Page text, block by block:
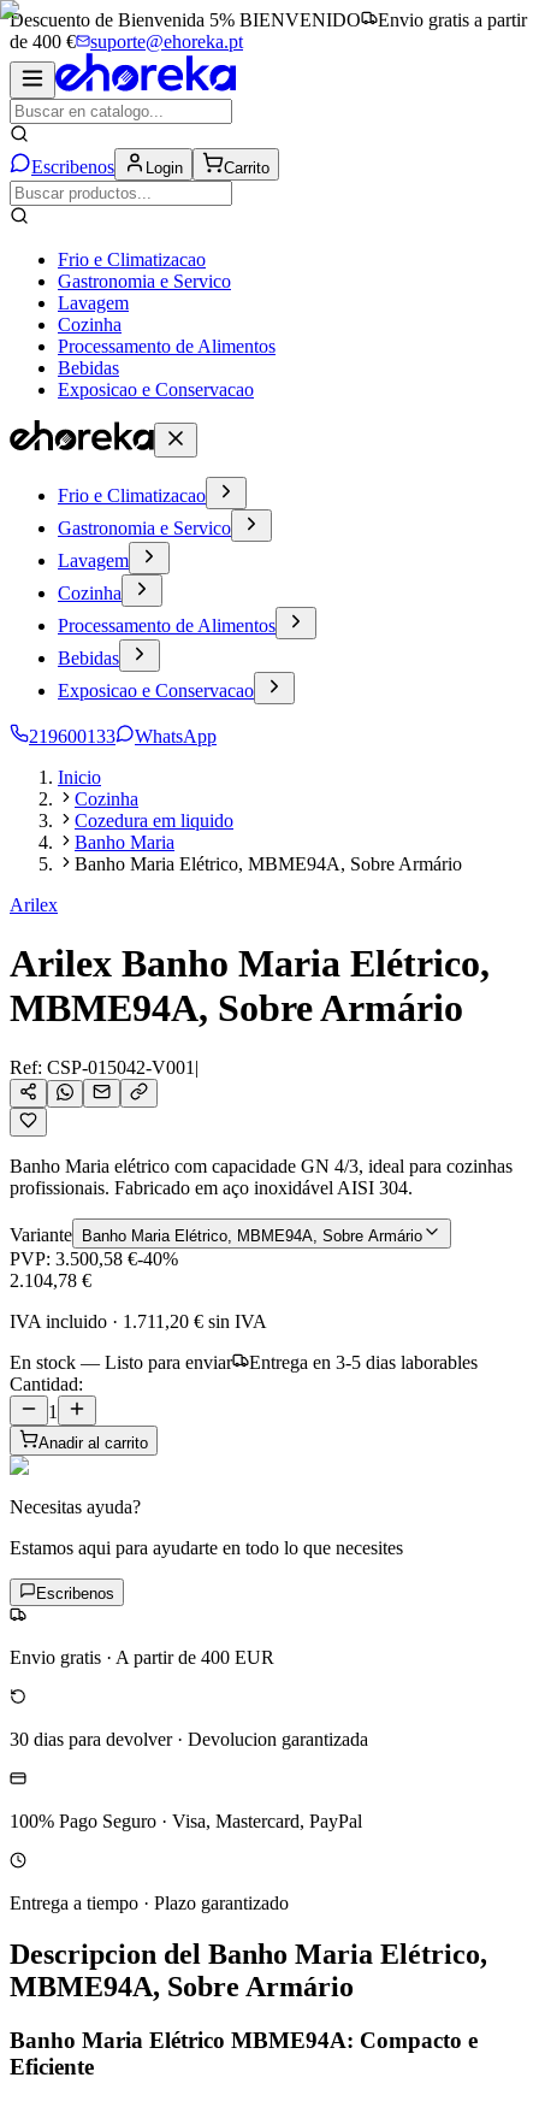
Descuento de Bienvenida 5% BIENVENIDO
Envio gratis a partir
de 400 €
suporte@ehoreka.pt
Escribenos Login Carrito
Frio e Climatizacao
Gastronomia e Servico
Lavagem
Cozinha
Processamento de Alimentos
Bebidas
Exposicao e Conservacao
Frio e Climatizacao
Gastronomia e Servico
Lavagem
Cozinha
Processamento de Alimentos
Bebidas
Exposicao e Conservacao
219600133
WhatsApp
Inicio
Cozinha
Cozedura em liquido
Banho Maria
Banho Maria Elétrico, MBME94A, Sobre Armário
Arilex
Arilex Banho Maria Elétrico,
MBME94A, Sobre Armário
Ref: CSP-015042-V001 |
Banho Maria elétrico com capacidade GN 4/3, ideal para cozinhas
profissionais. Fabricado em aço inoxidável AISI 304.
Variante Banho Maria Elétrico, MBME94A, Sobre Armário
PVP: 3.500,58 €-40%
2.104,78 €
IVA incluido · 1.711,20 € sin IVA
En stock — Listo para enviar
Entrega en 3-5 dias laborables
Cantidad:
1
Anadir al carrito
Necesitas ayuda?
Estamos aqui para ayudarte en todo lo que necesites
Escribenos
Envio gratis · A partir de 400 EUR
30 dias para devolver· Devolucion garantizada
100% Pago Seguro · Visa, Mastercard, PayPal
Entrega a tiempo · Plazo garantizado
Descripcion del Banho Maria Elétrico,
MBME94A, Sobre Armário
Banho Maria Elétrico MBME94A: Compacto e
Eficiente